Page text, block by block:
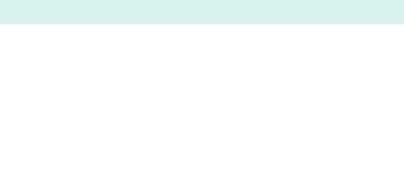
Sikkerhet Kirurgi Og Prosedyrer Helse